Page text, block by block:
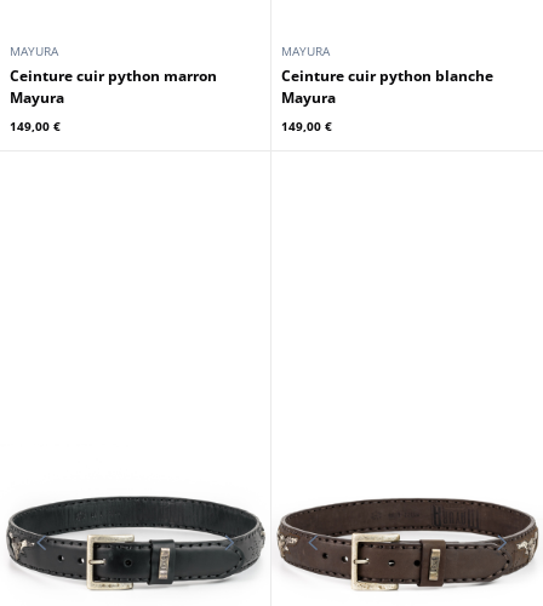
MAYURA
Ceinture cuir python marron
Mayura
149,00 €
MAYURA
Ceinture cuir python blanche
Mayura
149,00 €